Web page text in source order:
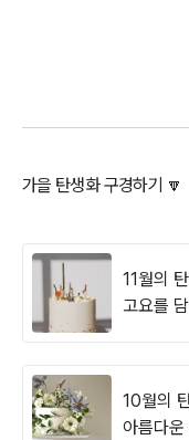
가을 탄생화 구경하기 🔽
11월의
고요를
10월의
아름다운